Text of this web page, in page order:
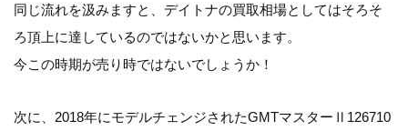
同じ流れを汲みますと、デイトナの買取相場としてはそろそ
ろ頂上に達しているのではないかと思います。
今この時期が売り時ではないでしょうか！
次に、2018年にモデルチェンジされたGMTマスターⅡ126710